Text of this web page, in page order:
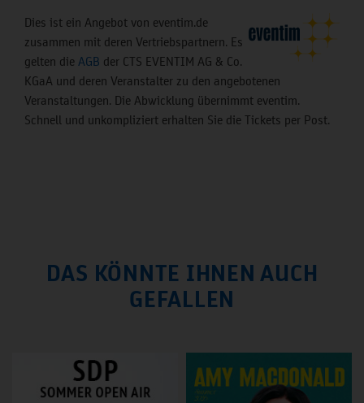
Dies ist ein Angebot von eventim.de
zusammen mit deren Vertriebspartnern. Es
gelten die AGB der CTS EVENTIM AG & Co.
KGaA und deren Veranstalter zu den angebotenen
Veranstaltungen. Die Abwicklung übernimmt eventim.
Schnell und unkompliziert erhalten Sie die Tickets per Post.
DAS KÖNNTE IHNEN AUCH
GEFALLEN